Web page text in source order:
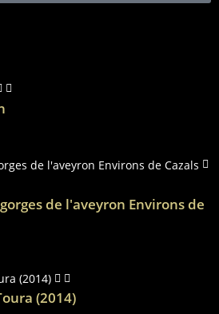
de l'aveyron Environs de
(2014)